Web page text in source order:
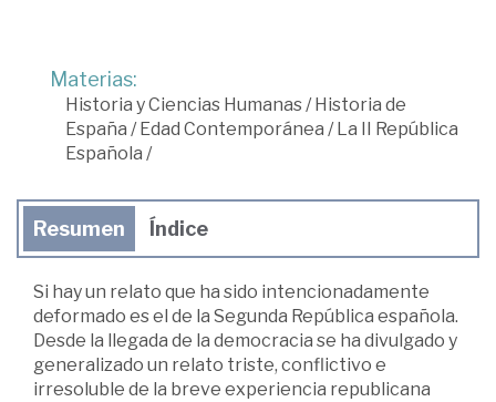
Materias:
Historia y Ciencias Humanas/Historia de
España /Edad Contemporánea /La II República
Española /
Resumen Índice
Si hay un relato que ha sido intencionadamente
deformado es el de la Segunda República española.
Desde la llegada de la democracia se ha divulgado y
generalizado un relato triste, conflictivo e
irresoluble de la breve experiencia republicana